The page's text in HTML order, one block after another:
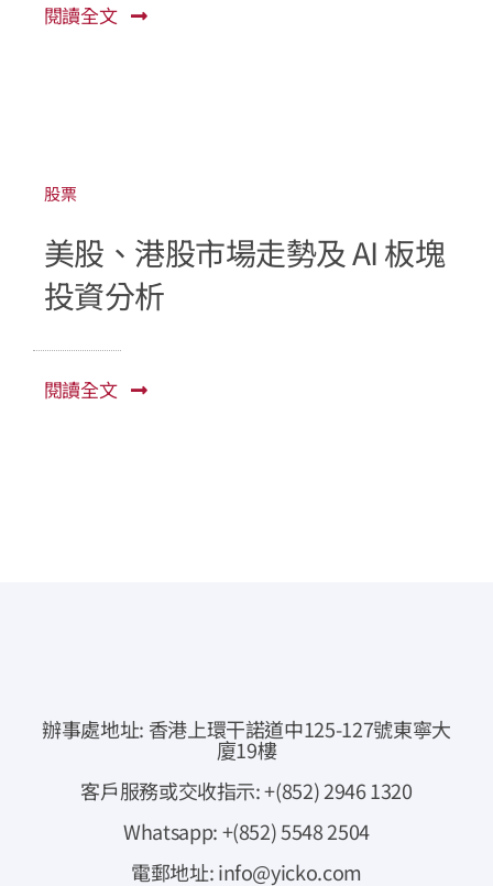
閱讀全文
股票
美股、港股市場走勢及 AI 板塊
投資分析
閱讀全文
辦事處地址: 香港上環干諾道中125-127號東寧大
廈19樓
客戶服務或交收指示: +(852) 2946 1320
Whatsapp: +(852) 5548 2504
電郵地址: info@yicko.com